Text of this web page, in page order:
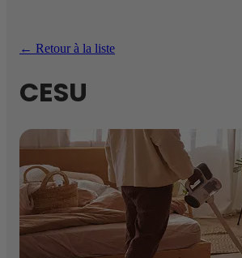
← Retour à la liste
CESU